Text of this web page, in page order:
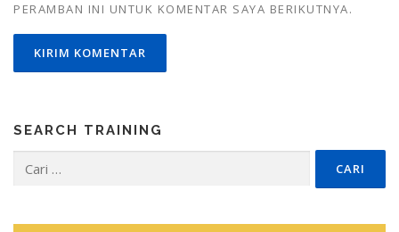
PERAMBAN INI UNTUK KOMENTAR SAYA BERIKUTNYA.
SEARCH TRAINING
untuk: